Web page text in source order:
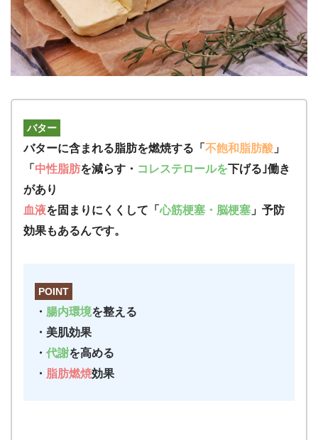
バター
バターに含まれる脂肪を燃焼する「 不飽和脂肪酸 」
「 中性脂肪を減らす・ コレステロールを下げる｣働き
があり
血液を固まりにくくして「心筋梗塞・脳梗塞 」予防
効果もあるんです。
POINT
・ 腸内環境を整える
・美肌効果
・ 代謝を高める
・ 脂肪燃焼効果